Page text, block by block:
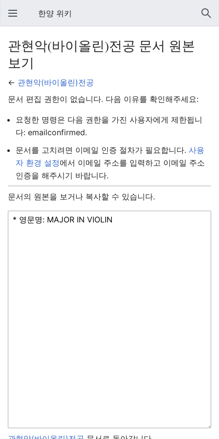
한양 위키
관현악(바이올린)전공 문서 원본
보기
← 관현악(바이올린)전공
문서 편집 권한이 없습니다. 다음 이유를 확인해주세요:
요청한 명령은 다음 권한을 가진 사용자에게 제한됩니
다: emailconfirmed.
문서를 고치려면 이메일 인증 절차가 필요합니다. 사용
자 환경 설정에서 이메일 주소를 입력하고 이메일 주소
인증을 해주시기 바랍니다.
문서의 원본을 보거나 복사할 수 있습니다.